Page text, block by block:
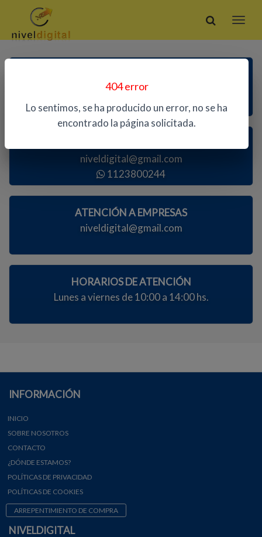
404 error
Lo sentimos, se ha producido un error, no se ha
encontrado la página solicitada.
niveldigital@gmail.com
1123800244
ATENCIÓN A EMPRESAS
niveldigital@gmail.com
HORARIOS DE ATENCIÓN
Lunes a viernes de 10:00 a 14:00 hs.
INFORMACIÓN
INICIO
SOBRE NOSOTROS
CONTACTO
¿DÓNDE ESTAMOS?
POLÍTICAS DE PRIVACIDAD
POLÍTICAS DE COOKIES
ARREPENTIMIENTO DE COMPRA
NIVELDIGITAL